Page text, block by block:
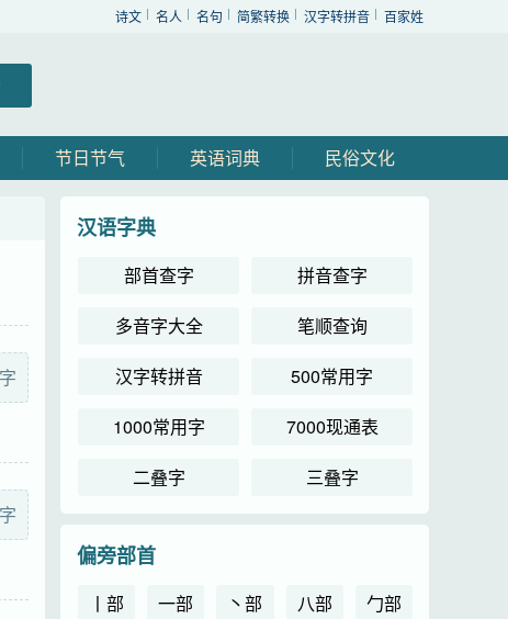
诗文 名人 名句 简繁转换 汉字转拼音 百家姓
节日节气 英语词典 民俗文化
汉语字典
部首查字
拼音查字
多音字大全
笔顺查询
汉字转拼音
500常用字
1000常用字
7000现通表
二叠字
三叠字
偏旁部首
丨部 一部 丶部 八部
勹部